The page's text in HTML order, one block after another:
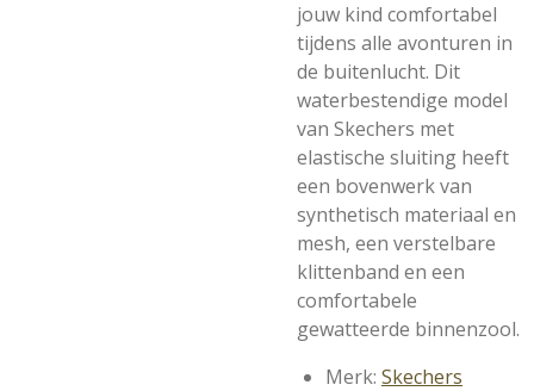
jouw kind comfortabel
tijdens alle avonturen in
de buitenlucht. Dit
waterbestendige model
van Skechers met
elastische sluiting heeft
een bovenwerk van
synthetisch materiaal en
mesh, een verstelbare
klittenband en een
comfortabele
gewatteerde binnenzool.
Merk: Skechers